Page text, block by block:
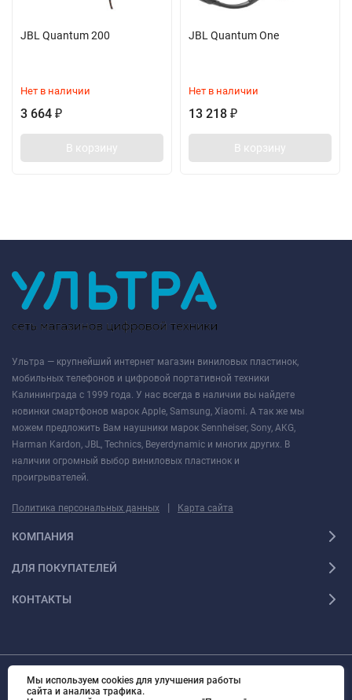
JBL Quantum 200
Нет в наличии
3 664 ₽
В корзину
JBL Quantum One
Нет в наличии
13 218 ₽
В корзину
Ультра — крупнейший интернет магазин виниловых пластинок,
мобильных телефонов и цифровой портативной техники
Калининграда с 1999 года. У нас всегда в наличии вы найдете
новинки смартфонов марок Apple, Samsung, Xiaomi. А так же мы
можем предложить Вам наушники марок Sennheiser, Sony, AKG,
Harman Kardon, JBL, Technics, Beyerdynamic и многих других. В
наличии огромный выбор виниловых пластинок и
проигрывателей.
Политика персональных данных | Карта сайта
КОМПАНИЯ
ДЛЯ ПОКУПАТЕЛЕЙ
КОНТАКТЫ
© 2010 - 2026 Ультра Все права защищены Ультра - Калининградский
интернет-магазин. Все права защищены.
Мы используем cookies для улучшения работы
сайта и анализа трафика.